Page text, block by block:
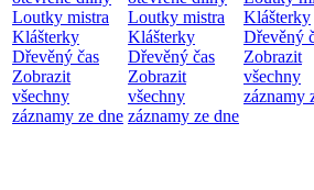
Loutky mistra
Klášterky
Dřevěný čas
Zobrazit
všechny
záznamy ze dne
Loutky mistra
Klášterky
Dřevěný čas
Zobrazit
všechny
záznamy ze dne
Klášterky
Dřevěný
Zobrazit
všechny
záznamy